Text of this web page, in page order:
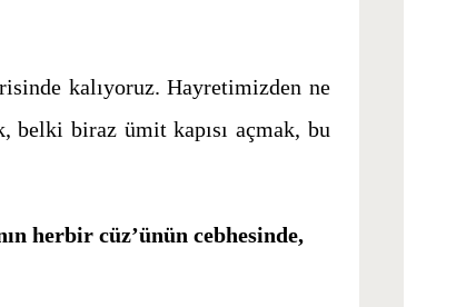
kalıyoruz. Hayretimizden ne
biraz ümit kapısı açmak, bu
herbir cüz’ünün cebhesinde,